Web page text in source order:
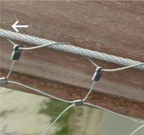
MAISON
PRODUITS
Anping
Yuntong
Metal
Wire
Mesh
Co.,Ltd.
All
Rights
Reserved.